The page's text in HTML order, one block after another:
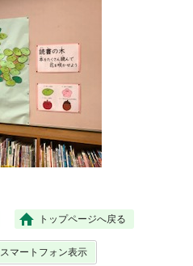
トップページへ戻る
スマートフォン表示